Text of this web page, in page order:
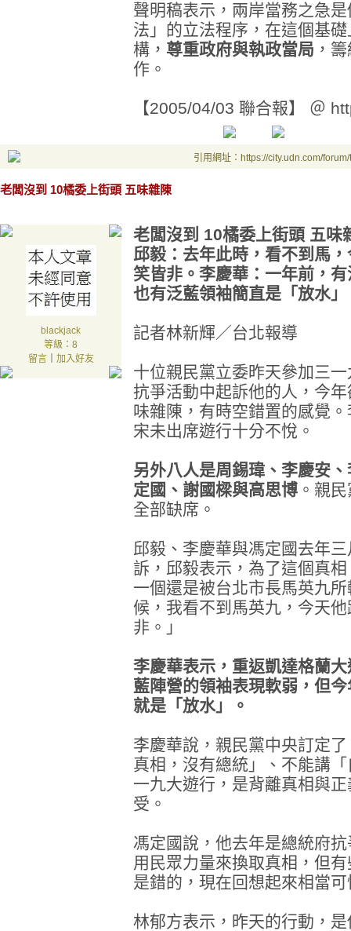
聲明稿表示，兩岸當務之急
法」的立法程序，在這個基
構， 尊重政府與執政當局 ，
作。
【2005/04/03 聯合報】 ＠
引用網址：https://city.udn.com/
老闆沒到 10橘委上街頭 五味雜陳
blackjack
等級：8
留言｜ 加入好友
老闆沒到 10橘委上街頭 五味
邱毅：去年此時，看不到馬
笑皆非。李慶華：一年前，
也有泛藍領袖簡直是「放水」
記者林新輝／台北報導
十位親民黨立委昨天參加三
抗爭活動中起訴他的人，今
味雜陳，有時空錯置的感覺
宋未出席遊行十分不悅。
另外八人是周錫瑋、李慶安
定國、謝國樑與高思博 。親
全部缺席。
邱毅、李慶華與馮定國去年
訴，邱毅表示，為了這個真
一個還是被台北市長馬英九
候，我看不到馬英九，今天
非。」
李慶華表示，重返凱達格蘭
藍陣營的領袖表現軟弱，但
就是「放水」。
李慶華說，親民黨中央訂定
真相，沒有總統」、不能講
一九大遊行，是背離真相與
受。
馮定國說，他去年是總統府
用民眾力量來換取真相，但
是錯的，現在回想起來相當可
林郁方表示，昨天的行動，